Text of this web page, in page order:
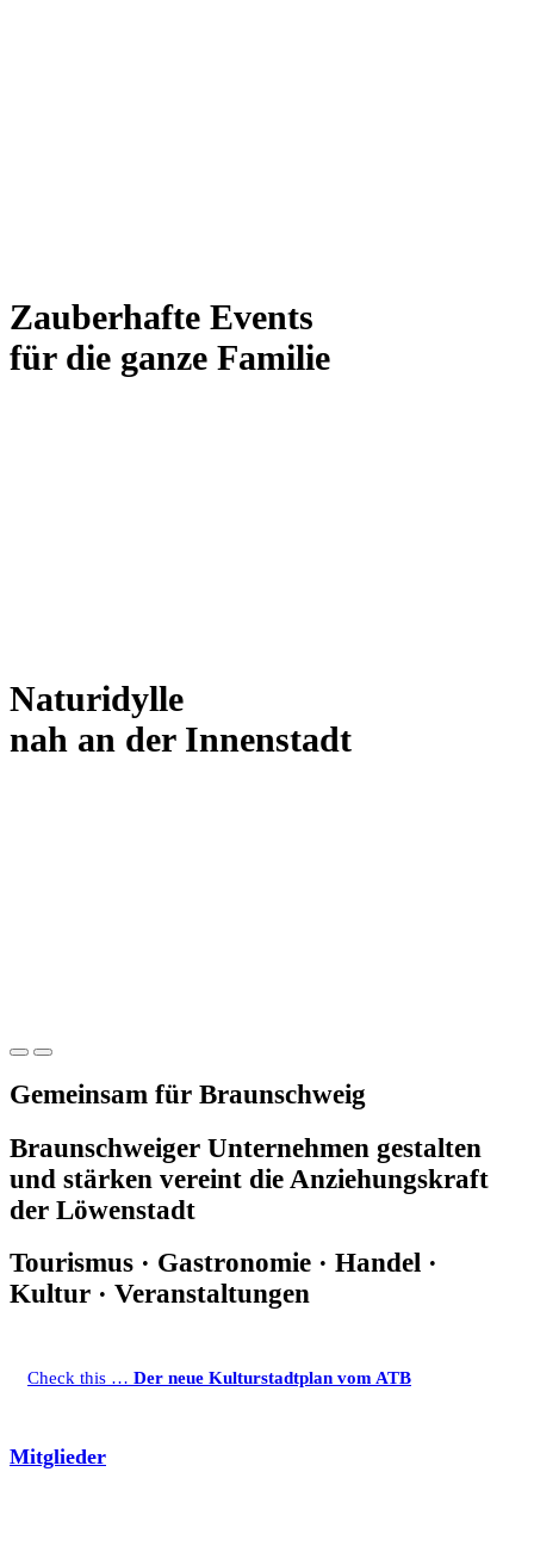
Zauberhafte Events
für die ganze Familie
Naturidylle
nah an der Innenstadt
Gemeinsam für Braunschweig
Braunschweiger Unternehmen gestalten
und stärken vereint die Anziehungskraft
der Löwenstadt
Tourismus · Gastronomie · Handel ·
Kultur · Veranstaltungen
Check this … Der neue Kulturstadtplan vom ATB
Mitglieder